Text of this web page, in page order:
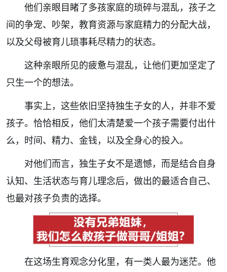
他们亲眼目睹了多孩家庭的琐碎与混乱，孩子之
间的争宠、吵架，教育资源与家庭精力的分配大战，
以及父母被育儿琐事耗尽精力的状态。
这种亲眼所见的疲惫与混乱，让他们更加坚定了
只生一个的想法。
事实上，这些依旧坚持独生子女的人，并非不爱
孩子。恰恰相反，他们太清楚爱一个孩子需要付出什
么，时间、精力、金钱，以及全身心的投入。
对他们而言，独生子女不是遗憾，而是结合自身
认知、生活状态与育儿理念后，做出的最适合自己、
也最对孩子负责的选择。
在这场生育观念分化里，有一类人最为迷茫。他